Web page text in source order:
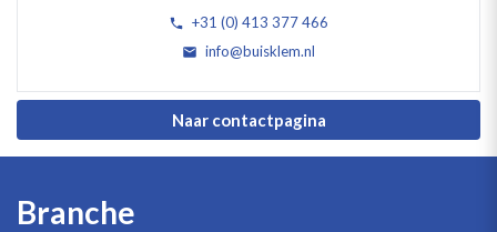
+31 (0) 413 377 466
info@buisklem.nl
Naar contactpagina
Branche